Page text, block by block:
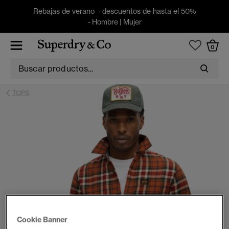
Rebajas de verano - descuentos de hasta el 50%
- Hombre| Mujer
0
TOPS
Cookie Banner